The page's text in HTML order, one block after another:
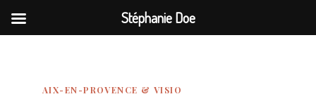
AIX-EN-PROVENCE & VISIO
Stéphanie Doe